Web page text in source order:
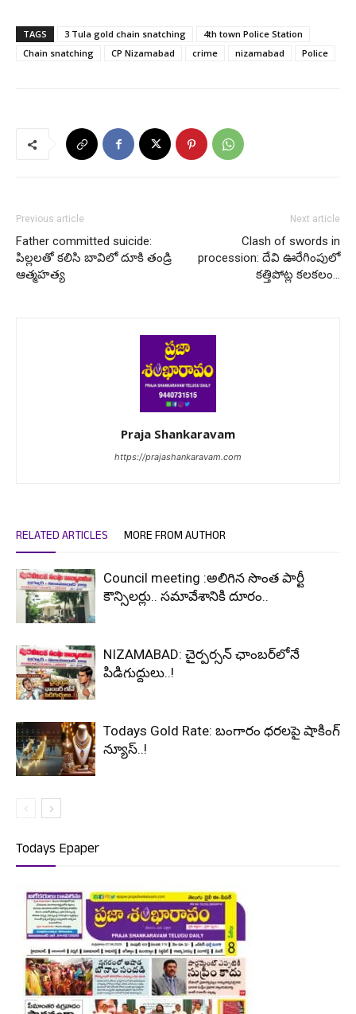
TAGS 3 Tula gold chain snatching
4th town Police Station
Chain snatching
CP Nizamabad crime nizamabad Police
Previous article
Father committed suicide:
పిల్లలతో కలిసి బావిలో దూకి తండ్రి
ఆత్మహత్య
Next article
Clash of swords in
procession: దేవి ఊరేగింపులో
కత్తిపోట్ల కలకలం…
Praja Shankaravam
https://prajashankaravam.com
RELATED ARTICLES MORE FROM AUTHOR
Council meeting :అలిగిన సొంత పార్టీ
కౌన్సిలర్లు.. సమావేశానికి దూరం..
NIZAMABAD: చైర్పర్సన్ ఛాంబర్‌లోనే
పిడిగుద్దులు..!
Todays Gold Rate: బంగారం ధరలపై షాకింగ్
న్యూస్..!
Todays Epaper